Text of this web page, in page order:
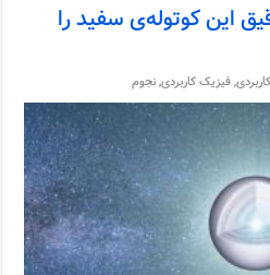
این کوتوله‌ی سفید را
,فیزیک کاربردی,نجوم